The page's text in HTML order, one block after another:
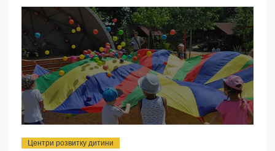
Центри розвитку дитини